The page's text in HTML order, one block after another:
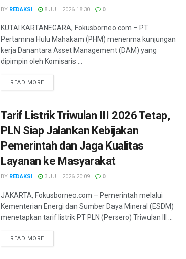
BY REDAKSI 8 JULI 2026 18:30 0
KUTAI KARTANEGARA, Fokusborneo.com – PT
Pertamina Hulu Mahakam (PHM) menerima kunjungan
kerja Danantara Asset Management (DAM) yang
dipimpin oleh Komisaris ...
READ MOREDETAILS
Tarif Listrik Triwulan III 2026 Tetap,
PLN Siap Jalankan Kebijakan
Pemerintah dan Jaga Kualitas
Layanan ke Masyarakat
BY REDAKSI 3 JULI 2026 20:09 0
JAKARTA, Fokusborneo.com – Pemerintah melalui
Kementerian Energi dan Sumber Daya Mineral (ESDM)
menetapkan tarif listrik PT PLN (Persero) Triwulan III ...
READ MOREDETAILS